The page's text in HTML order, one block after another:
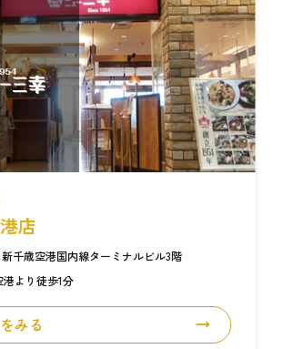
店
千歳空港国内線ターミナルビル3階
港より徒歩1分
みる